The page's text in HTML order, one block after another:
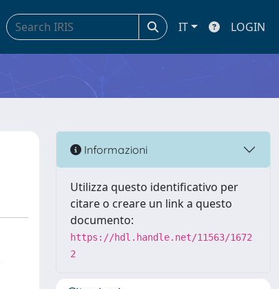
IT LOGIN
Informazioni
Utilizza questo identificativo per
citare o creare un link a questo
documento:
https://hdl.handle.net/11563/1672
2